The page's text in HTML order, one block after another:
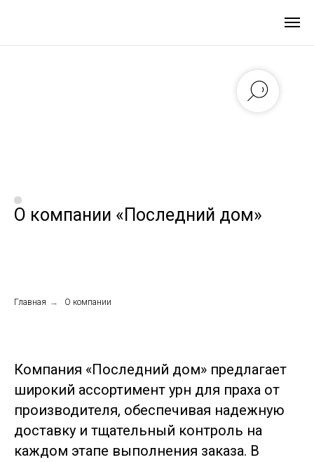
О компании «Последний дом»
Главная → О компании
Компания «Последний дом» предлагает
широкий ассортимент урн для праха от
производителя, обеспечивая надежную
доставку и тщательный контроль на
каждом этапе выполнения заказа. В